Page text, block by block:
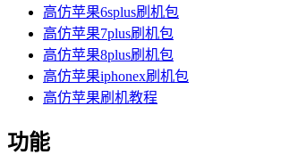
高仿苹果6splus刷机包
高仿苹果7plus刷机包
高仿苹果8plus刷机包
高仿苹果iphonex刷机包
高仿苹果刷机教程
功能